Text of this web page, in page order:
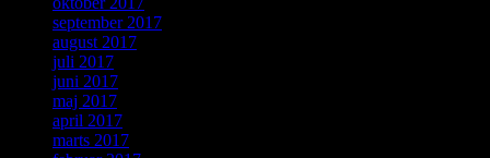
september 2017
august 2017
juli 2017
juni 2017
maj 2017
april 2017
marts 2017